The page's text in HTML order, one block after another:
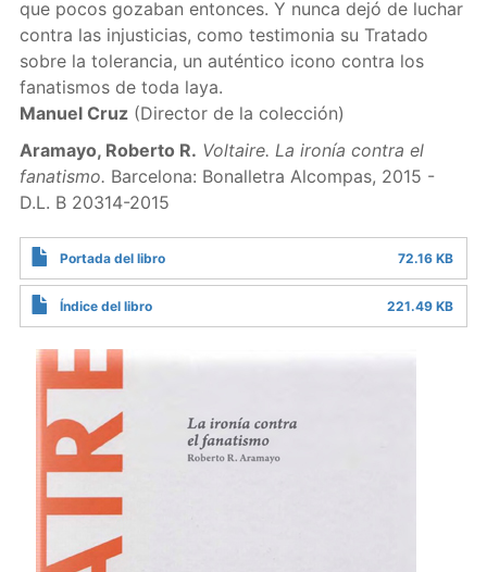
que pocos gozaban entonces. Y nunca dejó de luchar
contra las injusticias, como testimonia su Tratado
sobre la tolerancia, un auténtico icono contra los
fanatismos de toda laya.
Manuel Cruz(Director de la colección)
Aramayo, Roberto R. Voltaire. La ironía contra el
fanatismo. Barcelona: Bonalletra Alcompas, 2015 -
D.L. B 20314-2015
Portada del libro 72.16 KB
Índice del libro 221.49 KB